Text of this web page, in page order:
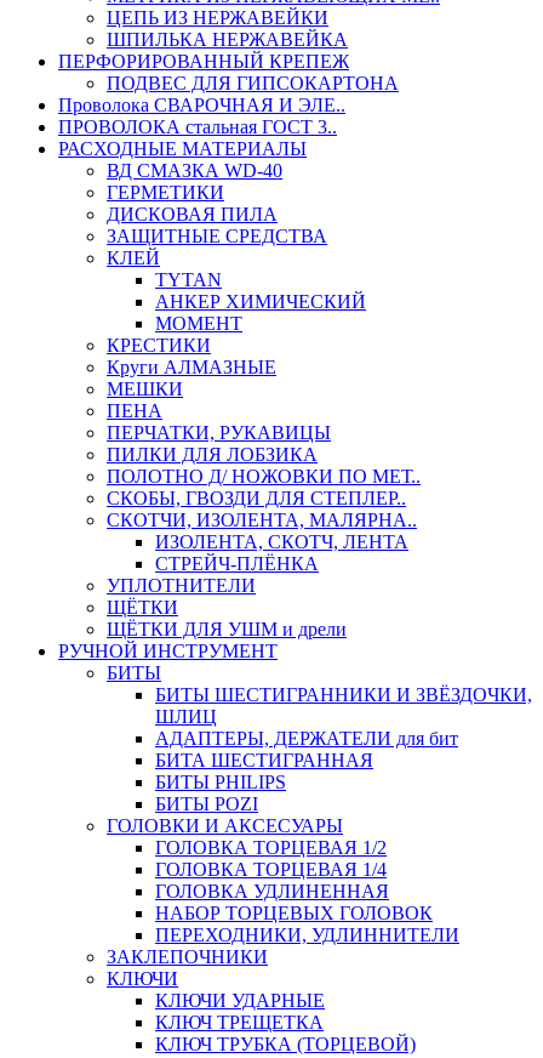
ЦЕПЬ ИЗ НЕРЖАВЕЙКИ
ШПИЛЬКА НЕРЖАВЕЙКА
ПЕРФОРИРОВАННЫЙ КРЕПЕЖ
ПОДВЕС ДЛЯ ГИПСОКАРТОНА
Проволока СВАРОЧНАЯ И ЭЛЕ..
ПРОВОЛОКА стальная ГОСТ 3..
РАСХОДНЫЕ МАТЕРИАЛЫ
ВД СМАЗКА WD-40
ГЕРМЕТИКИ
ДИСКОВАЯ ПИЛА
ЗАЩИТНЫЕ СРЕДСТВА
КЛЕЙ
TYTAN
АНКЕР ХИМИЧЕСКИЙ
МОМЕНТ
КРЕСТИКИ
Круги АЛМАЗНЫЕ
МЕШКИ
ПЕНА
ПЕРЧАТКИ, РУКАВИЦЫ
ПИЛКИ ДЛЯ ЛОБЗИКА
ПОЛОТНО Д/ НОЖОВКИ ПО МЕТ..
СКОБЫ, ГВОЗДИ ДЛЯ СТЕПЛЕР..
СКОТЧИ, ИЗОЛЕНТА, МАЛЯРНА..
ИЗОЛЕНТА, СКОТЧ, ЛЕНТА
СТРЕЙЧ-ПЛЁНКА
УПЛОТНИТЕЛИ
ЩЁТКИ
ЩЁТКИ ДЛЯ УШМ и дрели
РУЧНОЙ ИНСТРУМЕНТ
БИТЫ
БИТЫ ШЕСТИГРАННИКИ И ЗВЁЗДОЧКИ,
ШЛИЦ
АДАПТЕРЫ, ДЕРЖАТЕЛИ для бит
БИТА ШЕСТИГРАННАЯ
БИТЫ PHILIPS
БИТЫ POZI
ГОЛОВКИ И АКСЕСУАРЫ
ГОЛОВКА ТОРЦЕВАЯ 1/2
ГОЛОВКА ТОРЦЕВАЯ 1/4
ГОЛОВКА УДЛИНЕННАЯ
НАБОР ТОРЦЕВЫХ ГОЛОВОК
ПЕРЕХОДНИКИ, УДЛИННИТЕЛИ
ЗАКЛЕПОЧНИКИ
КЛЮЧИ
КЛЮЧИ УДАРНЫЕ
КЛЮЧ ТРЕЩЕТКА
КЛЮЧ ТРУБКА (ТОРЦЕВОЙ)